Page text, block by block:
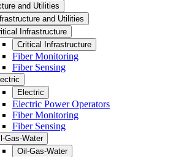
and Utilities
and Utilities
Infrastructure
Critical Infrastructure
Fiber Monitoring
Fiber Sensing
Electric
Electric Power Operators
Fiber Monitoring
Fiber Sensing
Gas-Water
Oil-Gas-Water